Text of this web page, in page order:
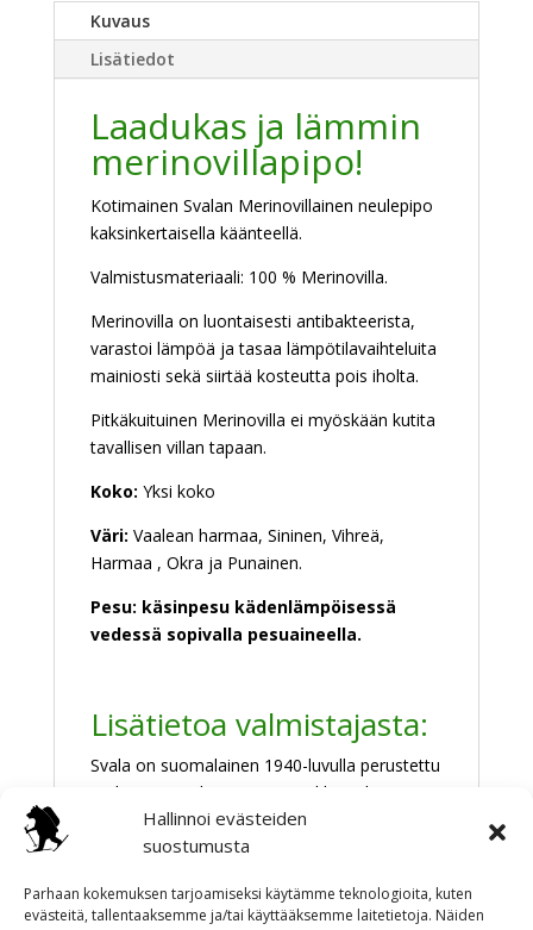
Hallinnoi evästeiden
suostumusta
Parhaan kokemuksen tarjoamiseksi käytämme teknologioita, kuten
evästeitä, tallentaaksemme ja/tai käyttääksemme laitetietoja. Näiden
Kuvaus
Lisätiedot
Laadukas ja lämmin
merinovillapipo!
Kotimainen Svalan Merinovillainen neulepipo
kaksinkertaisella käänteellä.
Valmistusmateriaali: 100 % Merinovilla.
Merinovilla on luontaisesti antibakteerista,
varastoi lämpöä ja tasaa lämpötilavaihteluita
mainiosti sekä siirtää kosteutta pois iholta.
Pitkäkuituinen Merinovilla ei myöskään kutita
tavallisen villan tapaan.
Koko: Yksi koko
Väri: Vaalean harmaa, Sininen, Vihreä,
Harmaa , Okra ja Punainen.
Pesu: käsinpesu kädenlämpöisessä
vedessä sopivalla pesuaineella.
Lisätietoa valmistajasta:
Svala on suomalainen 1940-luvulla perustettu
perheyritys, joka tuottaa markkinoiden
parhaita aluskerrastoja. Svala tuotteet
tehdään Kärsämäellä ja ne ovat suomalaista
kivaasvala.com. Linkki vie valmistajan sivuille.